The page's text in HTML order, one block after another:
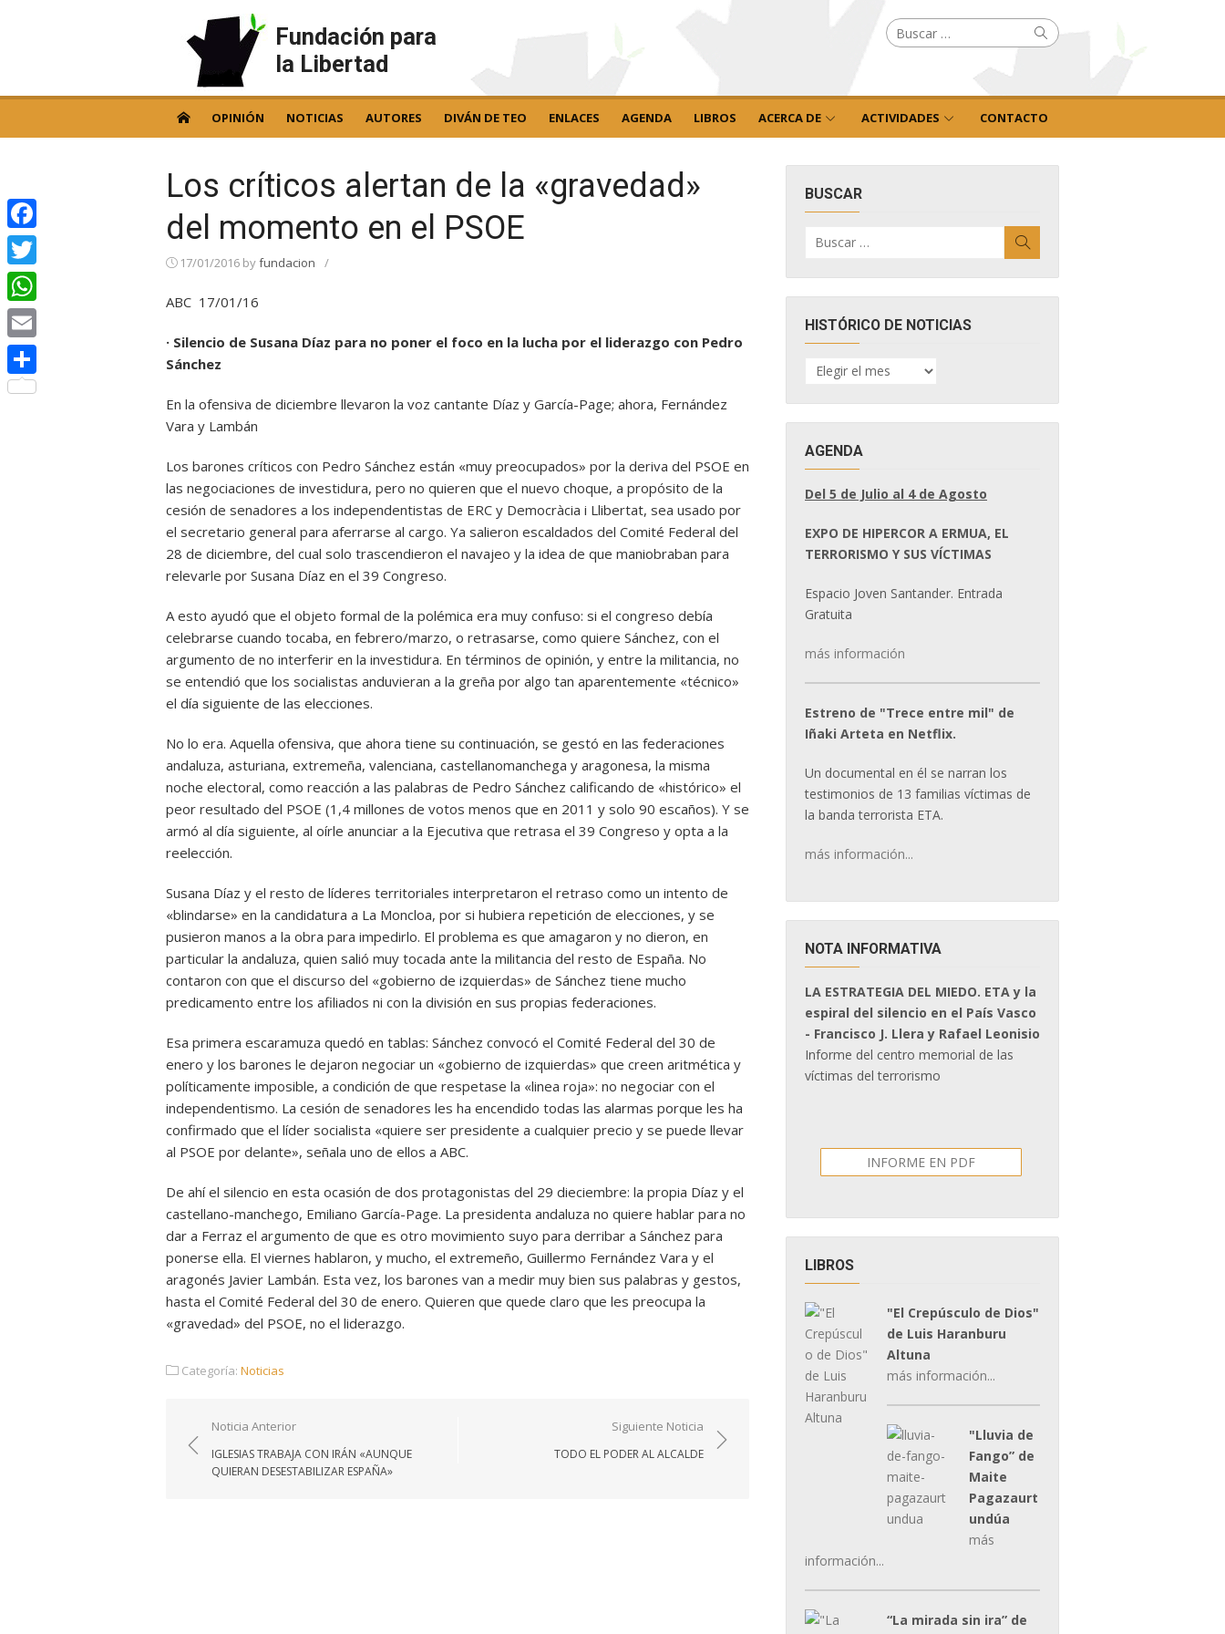
Fundación para
la Libertad
Buscar
por: Buscar
OPINIÓN NOTICIAS AUTORES DIVÁN DE TEO ENLACES AGENDA LIBROS ACERCA DE ACTIVIDADES CONTACTO
Los críticos alertan de la «gravedad»
del momento en el PSOE
17/01/2016 byfundacion /
ABC 17/01/16
· Silencio de Susana Díaz para no poner el foco en la lucha por el liderazgo con Pedro
Sánchez
En la ofensiva de diciembre llevaron la voz cantante Díaz y García-Page; ahora, Fernández
Vara y Lambán
Los barones críticos con Pedro Sánchez están «muy preocupados» por la deriva del PSOE en
las negociaciones de investidura, pero no quieren que el nuevo choque, a propósito de la
cesión de senadores a los independentistas de ERC y Democràcia i Llibertat, sea usado por
el secretario general para aferrarse al cargo. Ya salieron escaldados del Comité Federal del
28 de diciembre, del cual solo trascendieron el navajeo y la idea de que maniobraban para
relevarle por Susana Díaz en el 39 Congreso.
A esto ayudó que el objeto formal de la polémica era muy confuso: si el congreso debía
celebrarse cuando tocaba, en febrero/marzo, o retrasarse, como quiere Sánchez, con el
argumento de no interferir en la investidura. En términos de opinión, y entre la militancia, no
se entendió que los socialistas anduvieran a la greña por algo tan aparentemente «técnico»
el día siguiente de las elecciones.
No lo era. Aquella ofensiva, que ahora tiene su continuación, se gestó en las federaciones
andaluza, asturiana, extremeña, valenciana, castellanomanchega y aragonesa, la misma
noche electoral, como reacción a las palabras de Pedro Sánchez calificando de «histórico» el
peor resultado del PSOE (1,4 millones de votos menos que en 2011 y solo 90 escaños). Y se
armó al día siguiente, al oírle anunciar a la Ejecutiva que retrasa el 39 Congreso y opta a la
reelección.
Susana Díaz y el resto de líderes territoriales interpretaron el retraso como un intento de
«blindarse» en la candidatura a La Moncloa, por si hubiera repetición de elecciones, y se
pusieron manos a la obra para impedirlo. El problema es que amagaron y no dieron, en
particular la andaluza, quien salió muy tocada ante la militancia del resto de España. No
contaron con que el discurso del «gobierno de izquierdas» de Sánchez tiene mucho
predicamento entre los afiliados ni con la división en sus propias federaciones.
Esa primera escaramuza quedó en tablas: Sánchez convocó el Comité Federal del 30 de
enero y los barones le dejaron negociar un «gobierno de izquierdas» que creen aritmética y
políticamente imposible, a condición de que respetase la «linea roja»: no negociar con el
independentismo. La cesión de senadores les ha encendido todas las alarmas porque les ha
confirmado que el líder socialista «quiere ser presidente a cualquier precio y se puede llevar
al PSOE por delante», señala uno de ellos a ABC.
De ahí el silencio en esta ocasión de dos protagonistas del 29 dieciembre: la propia Díaz y el
castellano-manchego, Emiliano García-Page. La presidenta andaluza no quiere hablar para no
dar a Ferraz el argumento de que es otro movimiento suyo para derribar a Sánchez para
ponerse ella. El viernes hablaron, y mucho, el extremeño, Guillermo Fernández Vara y el
aragonés Javier Lambán. Esta vez, los barones van a medir muy bien sus palabras y gestos,
hasta el Comité Federal del 30 de enero. Quieren que quede claro que les preocupa la
«gravedad» del PSOE, no el liderazgo.
Categoría: Noticias
Navegación
de
entradas
Noticia Anterior
IGLESIAS TRABAJA CON IRÁN «AUNQUE
QUIERAN DESESTABILIZAR ESPAÑA»
Siguiente Noticia
TODO EL PODER AL ALCALDE
BUSCAR
por:
HISTÓRICO DE NOTICIAS
HISTÓRICO
DE
AGENDA
Del 5 de Julio al 4 de Agosto
EXPO DE HIPERCOR A ERMUA, EL
TERRORISMO Y SUS VÍCTIMAS
Espacio Joven Santander. Entrada
Gratuita
más información
Estreno de "Trece entre mil" de
Iñaki Arteta en Netflix.
Un documental en él se narran los
testimonios de 13 familias víctimas de
la banda terrorista ETA.
más información...
NOTA INFORMATIVA
LA ESTRATEGIA DEL MIEDO. ETA y la
espiral del silencio en el País Vasco
- Francisco J. Llera y Rafael Leonisio
Informe del centro memorial de las
víctimas del terrorismo
INFORME EN PDF
LIBROS
"El Crepúsculo de Dios"
de Luis Haranburu
Altuna
más información...
"Lluvia de
Fango” de
Maite
Pagazaurt
undúa
más
información...
“La mirada sin ira” de
Facebook
Twitter
WhatsApp
Email
Compartir